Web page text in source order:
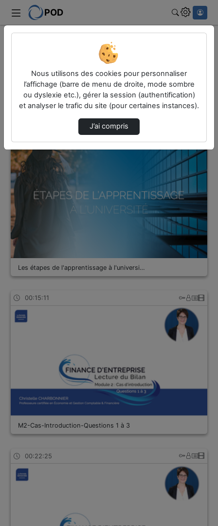
POD
45 vidéos trouvées
Audio Vidéo
Direction de tri
00:01:44
Les étapes de l'apprentissage à l'universi…
00:15:11
M2-Cas-Introduction-Questions 1 à 3
00:22:25
Nous utilisons des cookies pour personnaliser
l’affichage (barre de menu de droite, mode sombre
ou dyslexie etc.), gérer la session (authentification)
et analyser le trafic du site (pour certaines instances).
J’ai compris